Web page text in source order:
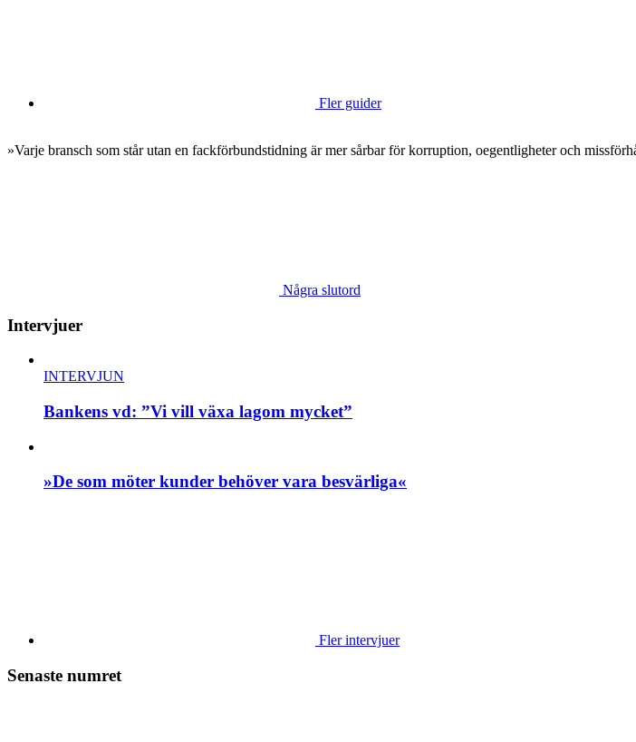
Fler guider
»Varje bransch som står utan en fackförbundstidning är mer sårbar för korruption, oegentligheter och
Några slutord
Intervjuer
INTERVJUN
Bankens vd: ”Vi vill växa lagom mycket”
»De som möter kunder behöver vara besvärliga«
Fler intervjuer
Senaste numret